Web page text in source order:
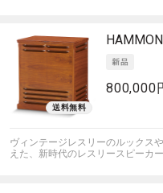
800,000
ヴィンテージレスリーのルックス
えた、新時代のレスリースピーカー